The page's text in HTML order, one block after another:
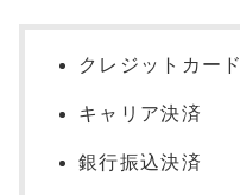
クレジットカード
キャリア決済
銀行振込決済